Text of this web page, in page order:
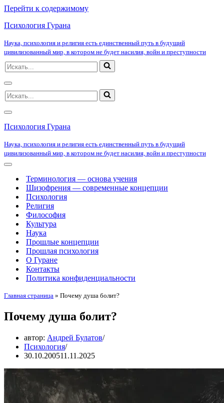
Перейти к содержимому
Психология Гурана
Наука, психология и религия есть единственный путь в будущий
цивилизованный мир, в котором не будет насилия, войн и преступности
Искать...
Меню
навигации
Искать...
Меню
навигации
Психология Гурана
Наука, психология и религия есть единственный путь в будущий
цивилизованный мир, в котором не будет насилия, войн и преступности
Меню
навигацииТерминология — основа учения
Шизофрения — современные концепции
Психология
Религия
Философия
Культура
Наука
Прошлые концепции
Прошлая психология
О Гуране
Контакты
Политика конфиденциальности
Главная страница » Почему душа болит?
Почему душа болит?
автор: Андрей Булатов
Психология
30.10.200511.11.2025